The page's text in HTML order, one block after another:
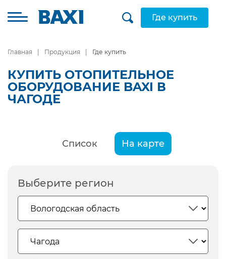
Где купить
Главная Продукция Где купить
КУПИТЬ ОТОПИТЕЛЬНОЕ
ОБОРУДОВАНИЕ BAXI В
ЧАГОДЕ
Список На карте
Выберите регион